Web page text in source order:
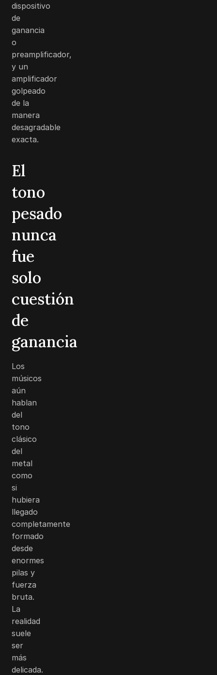
dispositivo
de
ganancia
o
preamplificador,
y un
amplificador
golpeado
de la
manera
desagradable
exacta.
El
tono
pesado
nunca
fue
solo
cuestión
de
ganancia
Los
músicos
aún
hablan
del
tono
clásico
del
metal
como
si
hubiera
llegado
completamente
formado
desde
enormes
pilas y
fuerza
bruta.
La
realidad
suele
ser
más
delicada.